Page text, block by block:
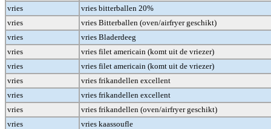
vries
vries bitterballen 20%
vries
vries Bitterballen (oven/airfryer geschikt)
vries
vries Bladerdeeg
vries
vries filet americain (komt uit de vriezer)
vries
vries filet americain (komt uit de vriezer)
vries
vries frikandellen excellent
vries
vries frikandellen excellent
vries
vries frikandellen (oven/airfryer geschikt)
vries
vries kaassoufle